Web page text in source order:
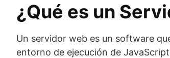
¿Qué es un
Un servidor web es un software
entorno de ejecución de